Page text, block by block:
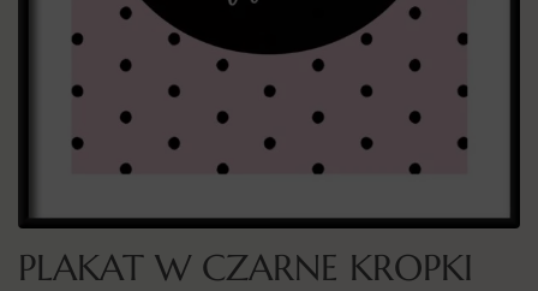
PLAKAT W CZARNE KROPKI